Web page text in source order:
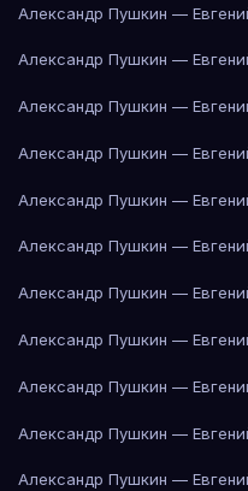
Александр Пушкин —
Александр Пушкин —
Александр Пушкин —
Александр Пушкин —
Александр Пушкин —
Александр Пушкин —
Александр Пушкин —
Александр Пушкин —
Александр Пушкин —
Александр Пушкин —
Александр Пушкин —